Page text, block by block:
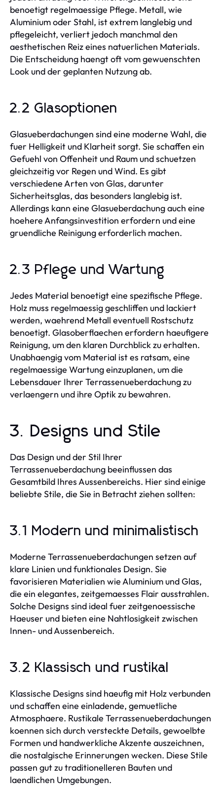
benoetigt regelmaessige Pflege. Metall, wie
Aluminium oder Stahl, ist extrem langlebig und
pflegeleicht, verliert jedoch manchmal den
aesthetischen Reiz eines natuerlichen Materials.
Die Entscheidung haengt oft vom gewuenschten
Look und der geplanten Nutzung ab.
2.2 Glasoptionen
Glasueberdachungen sind eine moderne Wahl, die
fuer Helligkeit und Klarheit sorgt. Sie schaffen ein
Gefuehl von Offenheit und Raum und schuetzen
gleichzeitig vor Regen und Wind. Es gibt
verschiedene Arten von Glas, darunter
Sicherheitsglas, das besonders langlebig ist.
Allerdings kann eine Glasueberdachung auch eine
hoehere Anfangsinvestition erfordern und eine
gruendliche Reinigung erforderlich machen.
2.3 Pflege und Wartung
Jedes Material benoetigt eine spezifische Pflege.
Holz muss regelmaessig geschliffen und lackiert
werden, waehrend Metall eventuell Rostschutz
benoetigt. Glasoberflaechen erfordern haeufigere
Reinigung, um den klaren Durchblick zu erhalten.
Unabhaengig vom Material ist es ratsam, eine
regelmaessige Wartung einzuplanen, um die
Lebensdauer Ihrer Terrassenueberdachung zu
verlaengern und ihre Optik zu bewahren.
3. Designs und Stile
Das Design und der Stil Ihrer
Terrassenueberdachung beeinflussen das
Gesamtbild Ihres Aussenbereichs. Hier sind einige
beliebte Stile, die Sie in Betracht ziehen sollten:
3.1 Modern und minimalistisch
Moderne Terrassenueberdachungen setzen auf
klare Linien und funktionales Design. Sie
favorisieren Materialien wie Aluminium und Glas,
die ein elegantes, zeitgemaesses Flair ausstrahlen.
Solche Designs sind ideal fuer zeitgenoessische
Haeuser und bieten eine Nahtlosigkeit zwischen
Innen- und Aussenbereich.
3.2 Klassisch und rustikal
Klassische Designs sind haeufig mit Holz verbunden
und schaffen eine einladende, gemuetliche
Atmosphaere. Rustikale Terrassenueberdachungen
koennen sich durch versteckte Details, gewoelbte
Formen und handwerkliche Akzente auszeichnen,
die nostalgische Erinnerungen wecken. Diese Stile
passen gut zu traditionelleren Bauten und
laendlichen Umgebungen.